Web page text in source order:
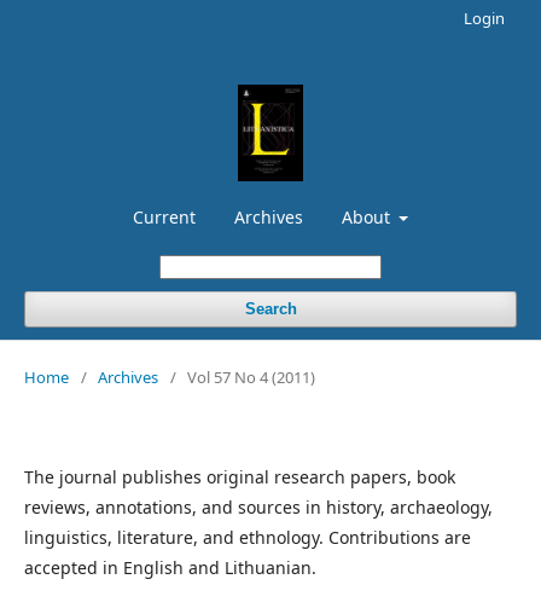
Current Archives About
Search
Login
Home / Archives / Vol 57 No 4 (2011)
The journal publishes original research papers, book
reviews, annotations, and sources in history, archaeology,
linguistics, literature, and ethnology. Contributions are
accepted in English and Lithuanian.